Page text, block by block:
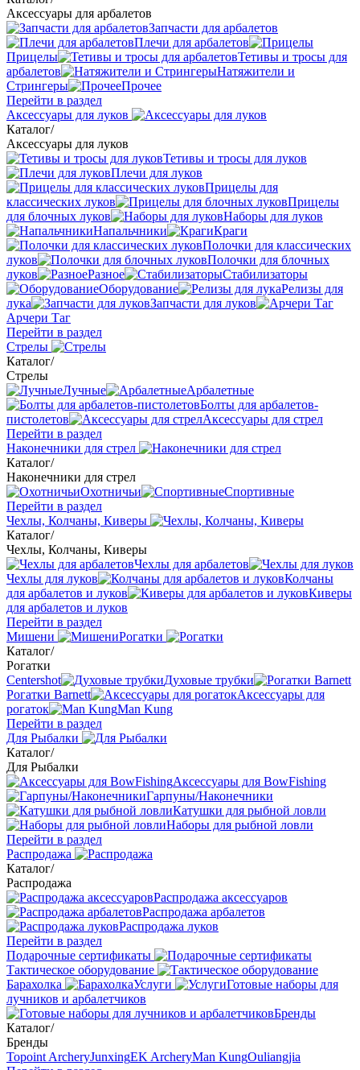
Аксессуары для арбалетов
Запчасти для арбалетов
Плечи для арбалетов
Прицелы
Тетивы и тросы для
арбалетов
Натяжители и
Стрингеры
Прочее
Перейти в раздел
Аксессуары для луков
Каталог/
Аксессуары для луков
Тетивы и тросы для луков
Плечи для луков
Прицелы для
классических луков
Прицелы
для блочных луков
Наборы для луков
Напальчники
Краги
Полочки для классических
луков
Полочки для блочных
луков
Разное
Стабилизаторы
Оборудование
Релизы для
лука
Запчасти для луков
Арчери Таг
Перейти в раздел
Стрелы
Каталог/
Стрелы
Лучные
Арбалетные
Болты для арбалетов-
пистолетов
Аксессуары для стрел
Перейти в раздел
Наконечники для стрел
Каталог/
Наконечники для стрел
Охотничьи
Спортивные
Перейти в раздел
Чехлы, Колчаны, Киверы
Каталог/
Чехлы, Колчаны, Киверы
Чехлы для арбалетов
Чехлы для луков
Колчаны
для арбалетов и луков
Киверы
для арбалетов и луков
Перейти в раздел
Мишени
Рогатки
Каталог/
Рогатки
Centershot
Духовые трубки
Рогатки Barnett
Аксессуары для
рогаток
Man Kung
Перейти в раздел
Для Рыбалки
Каталог/
Для Рыбалки
Аксессуары для BowFishing
Гарпуны/Наконечники
Катушки для рыбной ловли
Наборы для рыбной ловли
Перейти в раздел
Распродажа
Каталог/
Распродажа
Распродажа аксессуаров
Распродажа арбалетов
Распродажа луков
Перейти в раздел
Подарочные сертификаты
Тактическое оборудование
Барахолка
Услуги
Готовые наборы для
лучников и арбалетчиков
Бренды
Каталог/
Бренды
Topoint ArcheryJunxingEK ArcheryMan KungOuliangjia